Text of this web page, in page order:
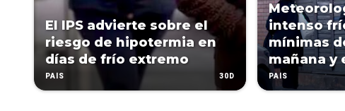
El IPS advierte sobre el
riesgo de hipotermia en
días de frío extremo
PAÍS 30D
intenso
mínimas
mañana y
PAÍS